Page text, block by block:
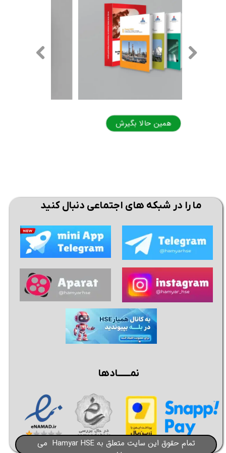
همین حالا بگیرش
تمام حقوق این سایت متعلق به Hamyar HSE می
ما را در شبکه های اجتماعی دنبال کنید
نمــــــادها